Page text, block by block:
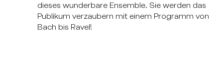
dieses wunderbare Ensemble. Sie werden das
Publikum verzaubern mit einem Programm von
Bach bis Ravel!